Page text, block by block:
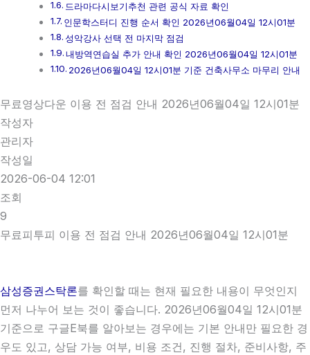
드라마다시보기추천 관련 공식 자료 확인
인문학스터디 진행 순서 확인 2026년06월04일 12시01분
성악강사 선택 전 마지막 점검
내방역연습실 추가 안내 확인 2026년06월04일 12시01분
2026년06월04일 12시01분 기준 건축사무소 마무리 안내
무료영상다운 이용 전 점검 안내 2026년06월04일 12시01분
작성자
관리자
작성일
2026-06-04 12:01
조회
9
무료피투피 이용 전 점검 안내 2026년06월04일 12시01분
삼성증권스탁론를 확인할 때는 현재 필요한 내용이 무엇인지
먼저 나누어 보는 것이 좋습니다. 2026년06월04일 12시01분
기준으로 구글E북를 알아보는 경우에는 기본 안내만 필요한 경
우도 있고, 상담 가능 여부, 비용 조건, 진행 절차, 준비사항, 주